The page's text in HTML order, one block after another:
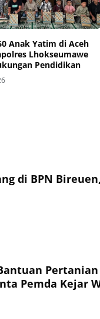
Anak Yatim di Aceh
Lhokseumawe
Pendidikan
di BPN
Pemda Kejar